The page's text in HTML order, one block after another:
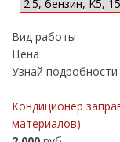
Вид работы
Цена
Узнай подробности
Кондиционер
материалов)